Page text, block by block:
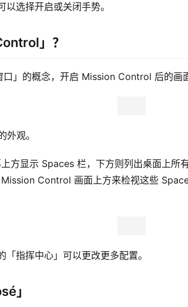
选择开启或关闭手势。
」？
」的概念，开启 Mission Control 后的画
观。
方显示 Spaces 栏，下方则列出桌面上所
Control 画面上方来检视这些
指挥中心」可以更改更多配置。
」